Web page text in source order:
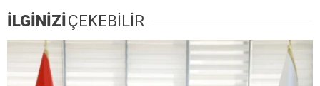
İLGİNİZİÇEKEBİLİR